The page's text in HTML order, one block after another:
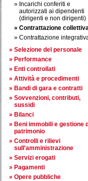
Incarichi conferiti e
autorizzati ai dipendenti
(dirigenti e non dirigenti)
Contrattazione
Contrattazione
Selezione del personale
Performance
Enti controllati
Attività e procedimenti
Bandi di gara e contratti
Sovvenzioni, contributi,
sussidi
Bilanci
Beni immobili e gestione
patrimonio
Controlli e rilievi
sull'amministrazione
Servizi erogati
Pagamenti
Opere pubbliche